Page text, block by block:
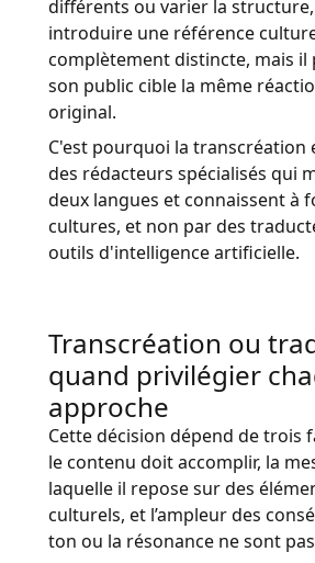
différents ou varier la
introduire une référence
complètement distincte, mais il
son public cible la même
original.
C'est pourquoi la transcréation
des rédacteurs spécialisés qui
deux langues et connaissent à
cultures, et non par des
outils d'intelligence artificielle.
Transcréation ou
quand privilégier
approche
Cette décision dépend de trois
le contenu doit accomplir, la
laquelle il repose sur des
culturels, et l’ampleur des
ton ou la résonance ne sont